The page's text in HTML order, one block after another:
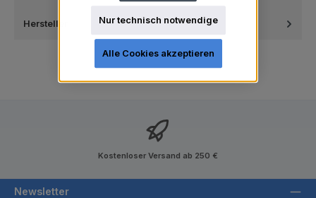
Hersteller
Kostenloser Versand ab 250 €
Newsletter
Nur technisch notwendige
Alle Cookies akzeptieren